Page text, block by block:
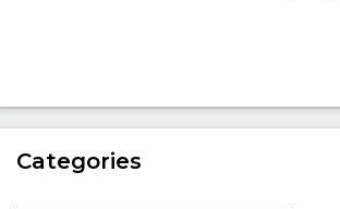
Categories